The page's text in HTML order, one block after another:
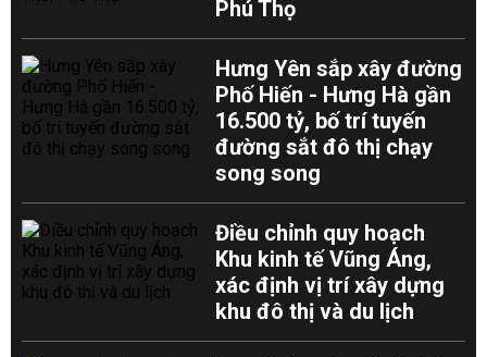
Phú Thọ
Hưng Yên sắp xây đường
Phố Hiến - Hưng Hà gần
16.500 tỷ, bố trí tuyến
đường sắt đô thị chạy
song song
Điều chỉnh quy hoạch
Khu kinh tế Vũng Áng,
xác định vị trí xây dựng
khu đô thị và du lịch